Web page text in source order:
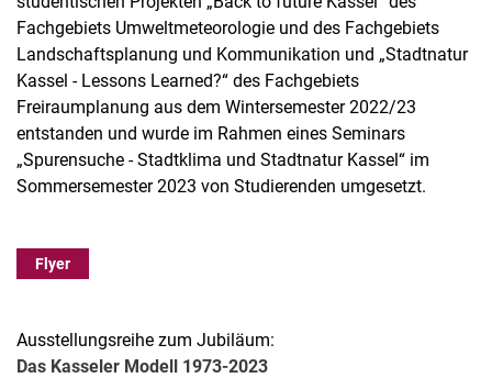
Fachgebiets Umweltmeteorologie und des Fachgebiets
Landschaftsplanung und Kommunikation und „Stadtnatur
Kassel - Lessons Learned?“ des Fachgebiets
Freiraumplanung aus dem Wintersemester 2022/23
entstanden und wurde im Rahmen eines Seminars
„Spurensuche - Stadtklima und Stadtnatur Kassel“ im
Sommersemester 2023 von Studierenden umgesetzt.
Flyer
Ausstellungsreihe zum Jubiläum:
Das Kasseler Modell 1973-2023